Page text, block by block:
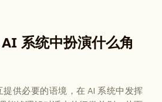
系统中扮演什么角
供必要的语境，在 AI 系统中发挥